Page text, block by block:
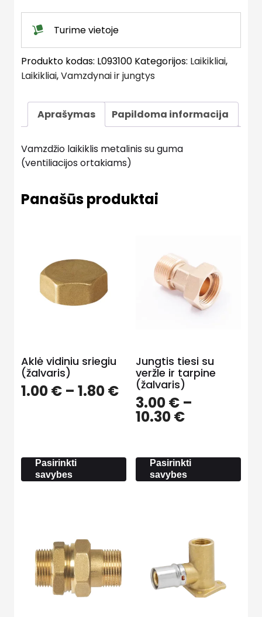
ortakiams)
quantity
Turime vietoje
Produkto kodas: L093100 Kategorijos: Laikikliai,
Laikikliai,Vamzdynai ir jungtys
Aprašymas Papildoma informacija
Vamzdžio laikiklis metalinis su guma
(ventiliacijos ortakiams)
Panašūs produktai
Aklė vidiniu sriegiu
(žalvaris)
1.00€ – 1.80€Price
range:
1.00 €
Pasirinkti
savybes
Jungtis tiesi su
veržle ir tarpine
(žalvaris)
3.00€ –
10.30€Price
through
10.30 €
Pasirinkti
savybes